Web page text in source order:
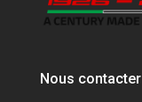
Nous contacter